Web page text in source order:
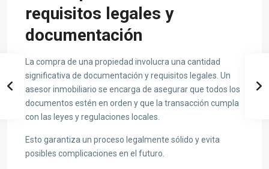
requisitos legales y
documentación
La compra de una propiedad involucra una cantidad
significativa de documentación y requisitos legales. Un
asesor inmobiliario se encarga de asegurar que todos los
documentos estén en orden y que la transacción cumpla
con las leyes y regulaciones locales.
Esto garantiza un proceso legalmente sólido y evita
posibles complicaciones en el futuro.